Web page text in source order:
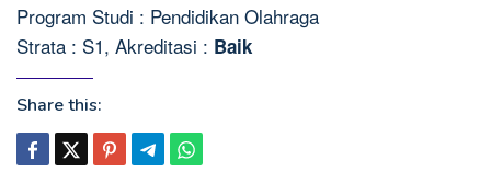
Program Studi : Pendidikan Olahraga
Strata : S1, Akreditasi : Baik
Share this: